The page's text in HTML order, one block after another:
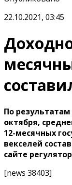
22.10.2021, 03:45
По результатам
октября,
12-месячных
векселей
сайте
[news 38403]